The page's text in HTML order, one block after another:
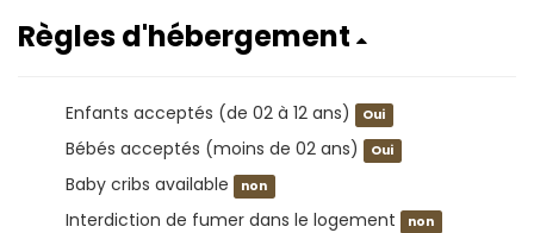
Règles d'hébergement
Enfants acceptés (de 02 à 12 ans) Oui
Bébés acceptés (moins de 02 ans) Oui
Baby cribs available non
Interdiction de fumer dans le logement non